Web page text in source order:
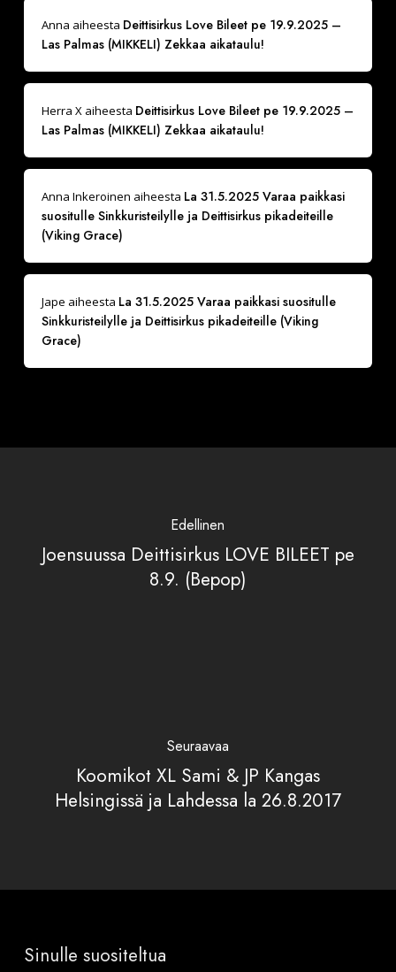
Anna aiheesta Deittisirkus Love Bileet pe 19.9.2025 –
Las Palmas (MIKKELI) Zekkaa aikataulu!
Herra Xaiheesta Deittisirkus Love Bileet pe 19.9.2025 –
Las Palmas (MIKKELI) Zekkaa aikataulu!
Anna Inkeroinen aiheesta La 31.5.2025 Varaa paikkasi
suositulle Sinkkuristeilylle ja Deittisirkus pikadeiteille
(Viking Grace)
Jape aiheesta La 31.5.2025 Varaa paikkasi suositulle
Sinkkuristeilylle ja Deittisirkus pikadeiteille (Viking
Grace)
Edellinen
Joensuussa Deittisirkus LOVE BILEET pe
8.9. (Bepop)
Seuraavaa
Koomikot XL Sami & JP Kangas
Helsingissä ja Lahdessa la 26.8.2017
Sinulle suositeltua